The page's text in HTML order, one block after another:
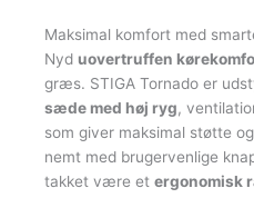
Maksimal komfort med
Nyd uovertruffen
græs. STIGA Tornado er
sæde med høj ryg,
som giver maksimal støtte
nemt med brugervenlige
takket være et ergonomisk